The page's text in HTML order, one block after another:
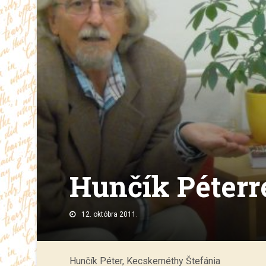
Hunčík
12. októbra 2011.
Hunčík Péter, Kecskeméthy Štefánia